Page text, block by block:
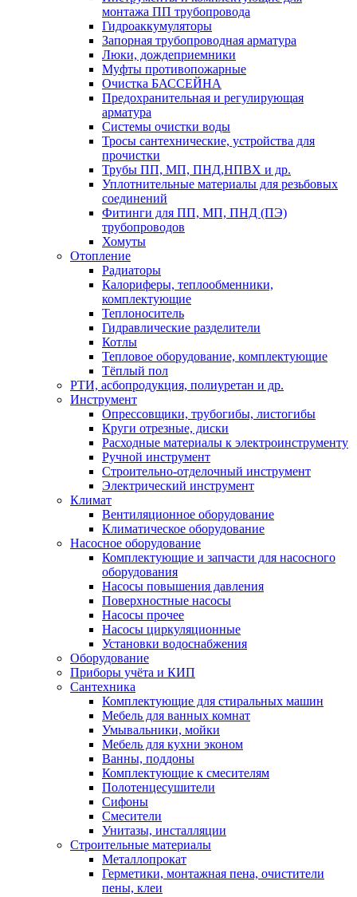
монтажа ПП трубопровода
Гидроаккумуляторы
Запорная трубопроводная арматура
Люки, дождеприемники
Муфты противопожарные
Очистка БАССЕЙНА
Предохранительная и регулирующая
арматура
Системы очистки воды
Тросы сантехнические, устройства для
прочистки
Трубы ПП, МП, ПНД,НПВХ и др.
Уплотнительные материалы для резьбовых
соединений
Фитинги для ПП, МП, ПНД (ПЭ)
трубопроводов
Хомуты
Отопление
Радиаторы
Калориферы, теплообменники,
комплектующие
Теплоноситель
Гидравлические разделители
Котлы
Тепловое оборудование, комплектующие
Тёплый пол
РТИ, асбопродукция, полиуретан и др.
Инструмент
Опрессовщики, трубогибы, листогибы
Круги отрезные, диски
Расходные материалы к электроинструменту
Ручной инструмент
Строительно-отделочный инструмент
Электрический инструмент
Климат
Вентиляционное оборудование
Климатическое оборудование
Насосное оборудование
Комплектующие и запчасти для насосного
оборудования
Насосы повышения давления
Поверхностные насосы
Насосы прочее
Насосы циркуляционные
Установки водоснабжения
Оборудование
Приборы учёта и КИП
Сантехника
Комплектующие для стиральных машин
Мебель для ванных комнат
Умывальники, мойки
Мебель для кухни эконом
Ванны, поддоны
Комплектующие к смесителям
Полотенцесушители
Сифоны
Смесители
Унитазы, инсталляции
Строительные материалы
Металлопрокат
Герметики, монтажная пена, очистители
пены, клеи